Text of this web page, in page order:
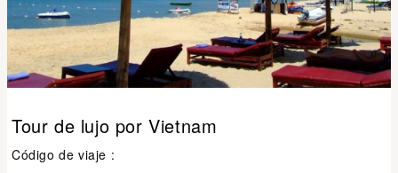
Tour de lujo por Vietnam
Código de viaje :